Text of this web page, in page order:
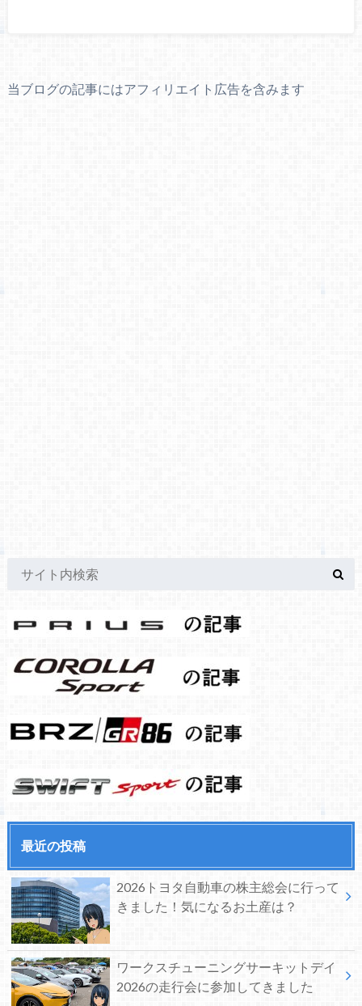
当ブログの記事にはアフィリエイト広告を含みます
最近の投稿
2026トヨタ自動車の株主総会に行って
きました！気になるお土産は？
ワークスチューニングサーキットデイ
2026の走行会に参加してきました